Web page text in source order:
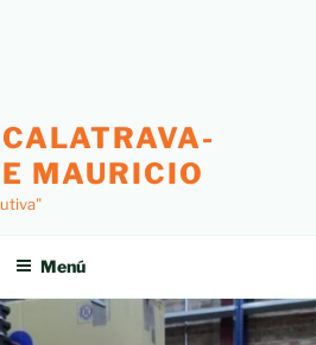
MAURICIO
Menú